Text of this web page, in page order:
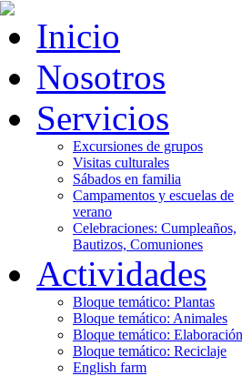
Inicio
Nosotros
Servicios
Excursiones de grupos
Visitas culturales
Sábados en familia
Campamentos y escuelas de
verano
Celebraciones: Cumpleaños,
Bautizos, Comuniones
Actividades
Bloque temático: Plantas
Bloque temático: Animales
Bloque temático: Elaboración
Bloque temático: Reciclaje
English farm